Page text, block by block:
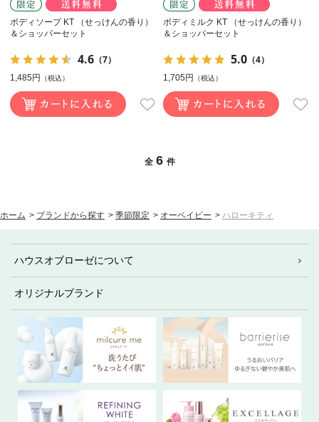
ボディソープ KT （せっけんの香り）
＆ショッパーセット
4.6（7）
1,485円 （税込）
ボディミルク KT （せっけんの香り）
＆ショッパーセット
5.0 （4）
1,705円 （税込）
全 6 件
ホーム > ブランドから探す > 季節限定 > オーベイビー > ハローキティ
ハウスオブローゼについて
オリジナルブランド